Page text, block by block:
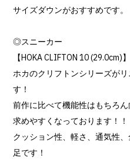
サイズダウンがおすすめです。
◎スニーカー
【HOKA CLIFTON 10 (29.0cm)】
ホカのクリフトンシリーズが
す！
前作に比べて機能性はもちろ
求めやすくなっております！！
クッション性、軽さ、通気性
足です！